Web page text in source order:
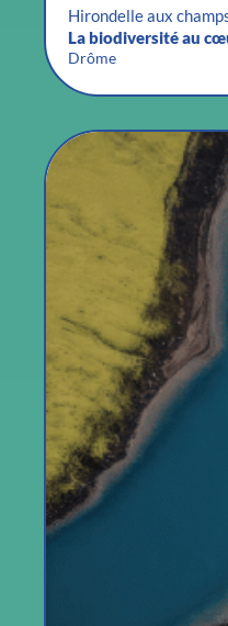
Hirondelle aux
La biodiversité au
Drôme